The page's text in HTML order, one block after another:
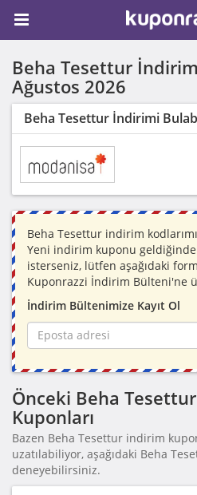
Beha Tesettur
Ağustos 2026
Beha Tesettur İndirimi
Beha Tesettur indirim
Yeni indirim kuponu
isterseniz, lütfen aşağıdaki
Kuponrazzi İndirim Bülteni'ne
İndirim Bültenimize Kayıt Ol
Önceki Beha
Kuponları
Bazen Beha Tesettur indirim
uzatılabiliyor, aşağıdaki Beha
deneyebilirsiniz.